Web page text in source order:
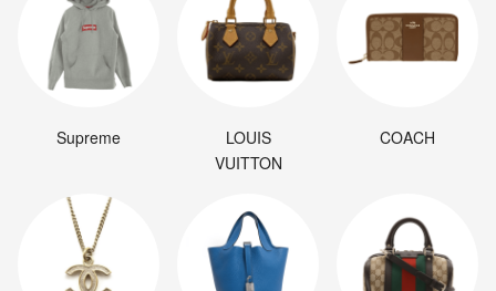
Supreme
LOUIS
VUITTON
COACH